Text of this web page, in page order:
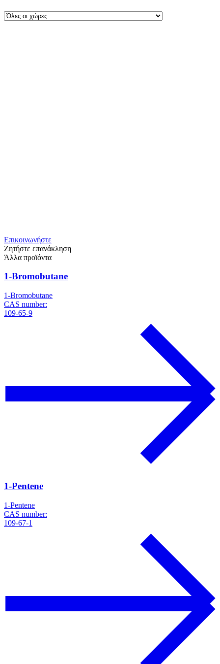
Επικοινωνήστε
Ζητήστε επανάκληση
Άλλα προϊόντα
1-Bromobutane
1-Bromobutane
CAS number:
109-65-9
1-Pentene
1-Pentene
CAS number:
109-67-1